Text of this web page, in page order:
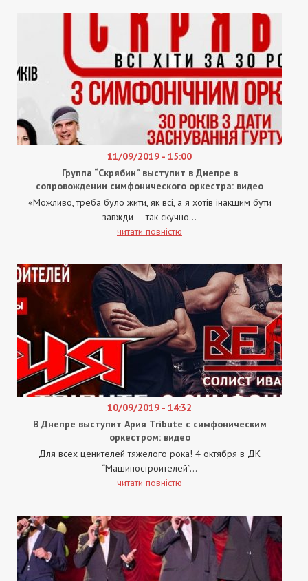
11/09/2019 - 15:00
Группа “Скрябин” выступит в Днепре в
сопровождении симфонического оркестра: видео
«Можливо, треба було жити, як всі, а я хотів інакшим бути
завжди — так скучно...
читати повністю
10/09/2019 - 14:32
В Днепре выступит Ария Tribute с симфоническим
оркестром: видео
Для всех ценителей тяжелого рока! 4 октября в ДК
“Машиностроителей”...
читати повністю